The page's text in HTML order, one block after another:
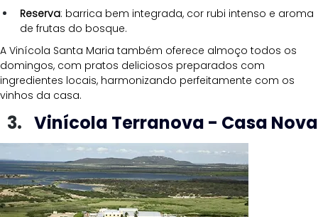
Reserva: barrica bem integrada, cor rubi intenso e aroma
de frutas do bosque.
A Vinícola Santa Maria também oferece almoço todos os
domingos, com pratos deliciosos preparados com
ingredientes locais, harmonizando perfeitamente com os
vinhos da casa.
Vinícola Terranova - Casa Nova